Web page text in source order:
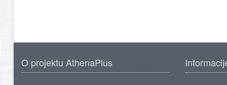
O projektu AthenaPlus